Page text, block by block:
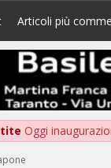
Articoli più
Oggi